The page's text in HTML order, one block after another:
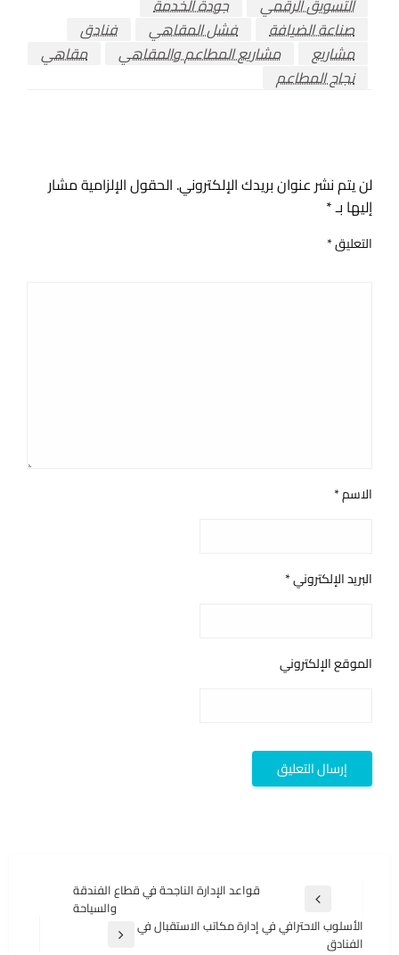
صناعة الضيافة
فشل المقاهي
فنادق
مشاريع
مشاريع المطاعم والمقاهي
مقاهي
نجاح المطاعم
لن يتم نشر عنوان بريدك الإلكتروني. الحقول الإلزامية مشار
إليها بـ*
التعليق*
الاسم*
البريد الإلكتروني*
الموقع الإلكتروني
المقالات
المقالة
السابقة
قواعد الإدارة الناجحة في قطاع الفندقة
والسياحة
المقالة
الأسلوب الاحترافي في إدارة مكاتب الاستقبال في
الفنادق